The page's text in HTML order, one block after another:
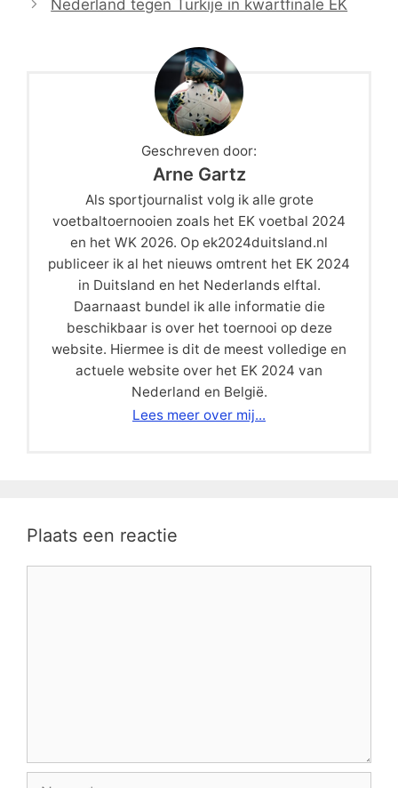
Nederland tegen Turkije in kwartfinale EK
Geschreven door:
Arne Gartz
Als sportjournalist volg ik alle grote
voetbaltoernooien zoals het EK voetbal 2024
en het WK 2026. Op ek2024duitsland.nl
publiceer ik al het nieuws omtrent het EK 2024
in Duitsland en het Nederlands elftal.
Daarnaast bundel ik alle informatie die
beschikbaar is over het toernooi op deze
website. Hiermee is dit de meest volledige en
actuele website over het EK 2024 van
Nederland en België.
Lees meer over mij...
Plaats een reactie